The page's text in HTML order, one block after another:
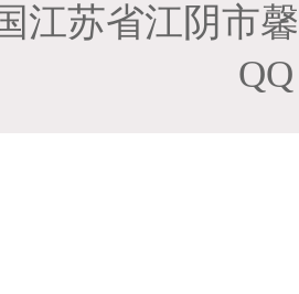
江苏省江阴市